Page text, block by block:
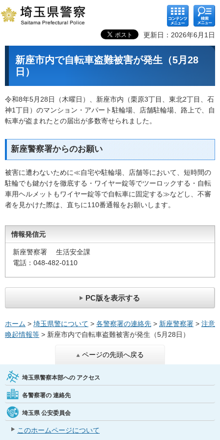
コンテ
ンツメ
ニュー
検索メ
ニュー
更新日：2026年6月1日
新座市内で自転車盗難被害が発生（5月28
日）
令和8年5月28日（木曜日）、新座市内（栗原3丁目、東北2丁目、石
神1丁目）のマンション・アパート駐輪場、店舗駐輪場、路上で、自
転車が盗まれたとの届出が多数寄せられました。
新座警察署からのお願い
被害に遭わないために≪自宅や駐輪場、店舗等において、短時間の
駐輪でも鍵かけを徹底する・ワイヤー錠等でツーロックする・自転
車用ヘルメットもワイヤー錠等で自転車に固定する≫などし、不審
者を見かけた際は、直ちに110番通報をお願いします。
情報発信元
新座警察署 生活安全課
電話：048-482-0110
PC版を表示する
ホーム > 埼玉県警について > 各警察署の連絡先 > 新座警察署 > 注意
喚起情報等 > 新座市内で自転車盗難被害が発生（5月28日）
ページの先頭へ戻る
埼玉県警察本部への アクセス
各警察署の 連絡先
埼玉県 公安委員会
このホームページについて